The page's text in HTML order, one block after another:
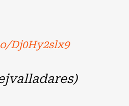
Dj0Hy2slx9